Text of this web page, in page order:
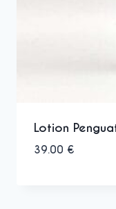
Lotion
39.00 €